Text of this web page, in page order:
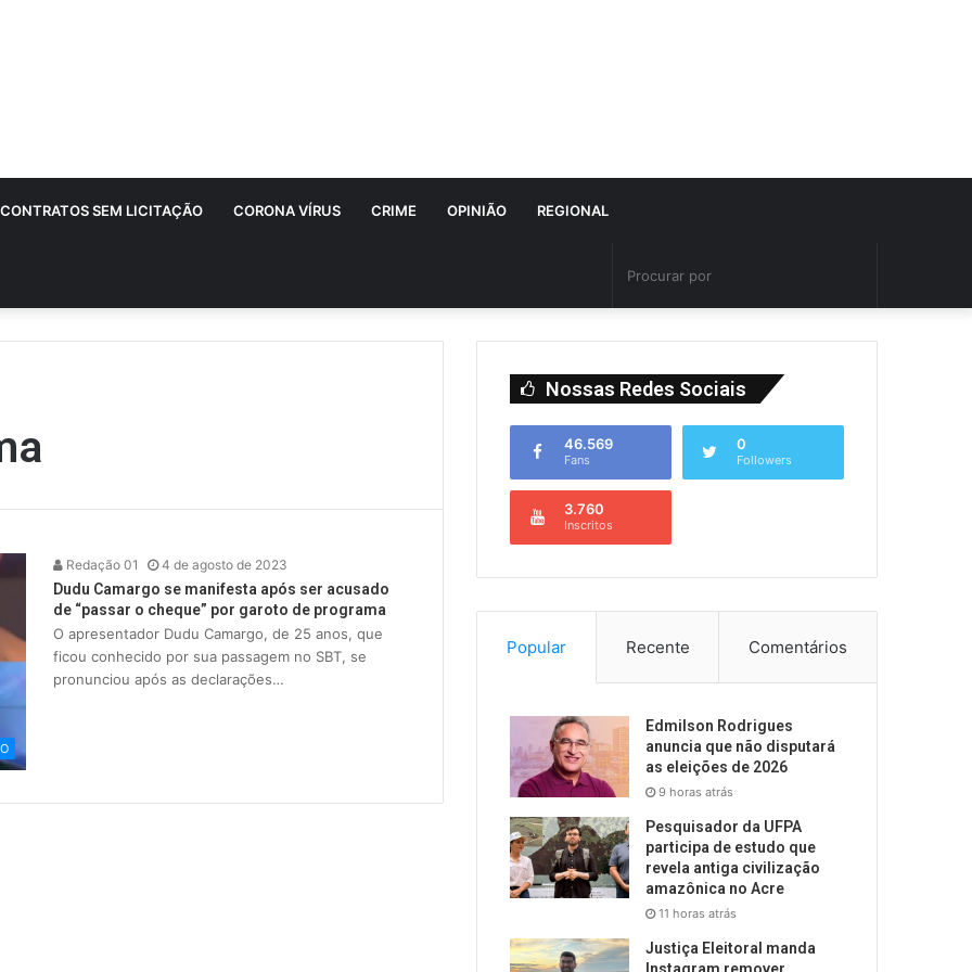
CONTRATOS SEM LICITAÇÃO CORONA VÍRUS CRIME OPINIÃO REGIONAL
Redação 01 4 de agosto de 2023
Dudu Camargo se manifesta após ser acusado
de “passar o cheque” por garoto de programa
O apresentador Dudu Camargo, de 25 anos, que
ficou conhecido por sua passagem no SBT, se
pronunciou após as declarações…
Nossas Redes Sociais
46.569
Fans
0
Followers
3.760
Inscritos
Popular Recente Comentários
Edmilson Rodrigues
anuncia que não disputará
as eleições de 2026
9 horas atrás
Pesquisador da UFPA
participa de estudo que
revela antiga civilização
amazônica no Acre
11 horas atrás
Justiça Eleitoral manda